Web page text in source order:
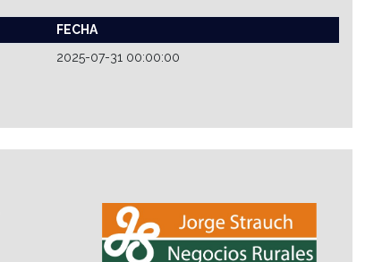
FECHA
2025-07-31 00:00:00